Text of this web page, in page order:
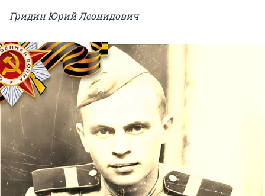
Гридин Юрий Леонидович